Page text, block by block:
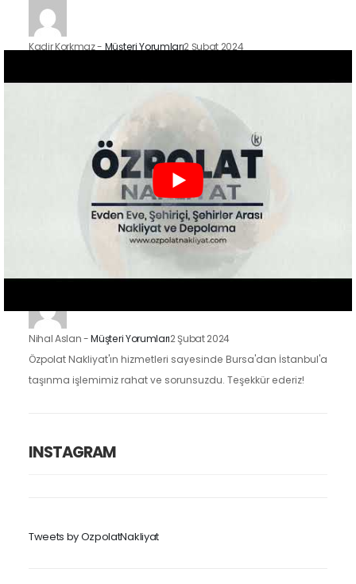
Kadir Korkmaz- Müşteri Yorumları2 Şubat 2024
-Müşteri Yorumları2 Şubat 2024
Özpolat Nakliyat ile çalışmak, Gaziantep'ten Ankara'ya
taşınma işlemimizi oldukça kolaylaştırdı. Eşyalarımızı dikkatle
Nihal Aslan-Müşteri Yorumları2 Şubat 2024
Özpolat Nakliyat'ın hizmetleri sayesinde Bursa'dan İstanbul'a
taşınma işlemimiz rahat ve sorunsuzdu. Teşekkür ederiz!
INSTAGRAM
Tweets by OzpolatNakliyat